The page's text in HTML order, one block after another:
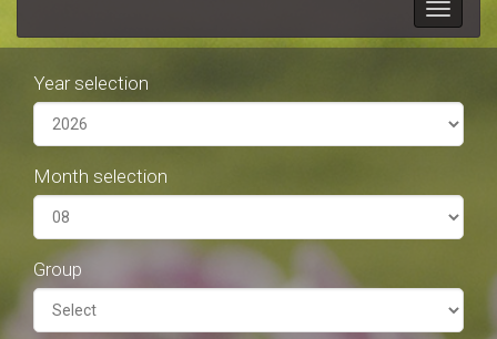
Toggle
Year selection
Month selection
Group